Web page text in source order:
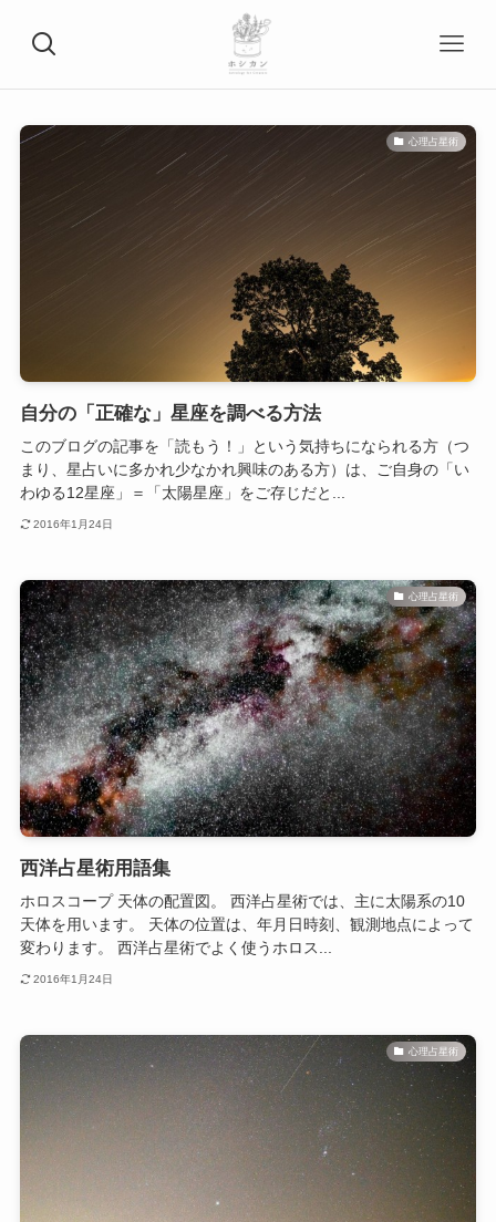
心理占星術
自分の「正確な」星座を調べる方法
このブログの記事を「読もう！」という気持ちになられる方（つ
まり、星占いに多かれ少なかれ興味のある方）は、ご自身の「い
わゆる12星座」＝「太陽星座」をご存じだと...
2016年1月24日
心理占星術
西洋占星術用語集
ホロスコープ 天体の配置図。 西洋占星術では、主に太陽系の10
天体を用います。 天体の位置は、年月日時刻、観測地点によって
変わります。 西洋占星術でよく使うホロス...
2016年1月24日
心理占星術